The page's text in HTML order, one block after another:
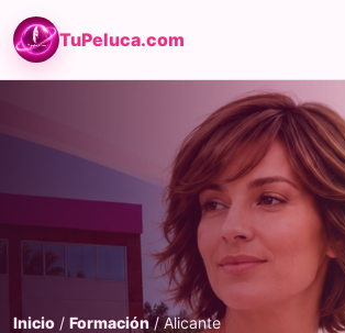
TuPeluca.com
Inicio / Formación / Alicante